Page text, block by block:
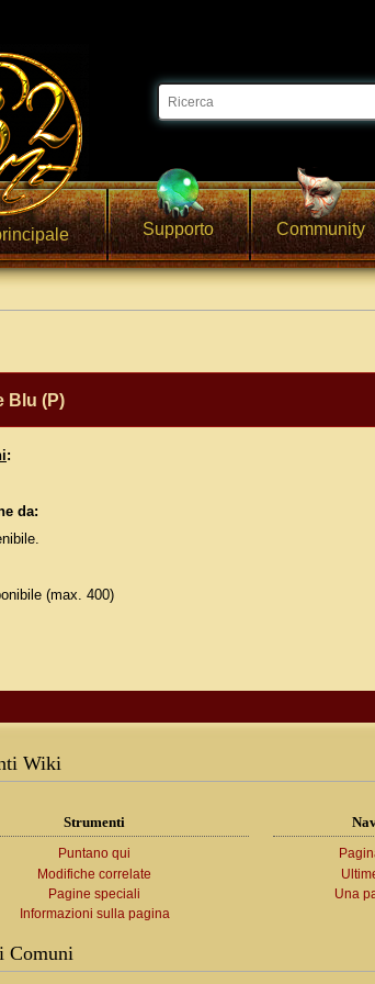
Supporto Community
Blu (P)
:
da:
(max. 400)
Wiki
Strumenti
Puntano qui
Modifiche correlate
Pagine speciali
Informazioni sulla pagina
Una
Comuni